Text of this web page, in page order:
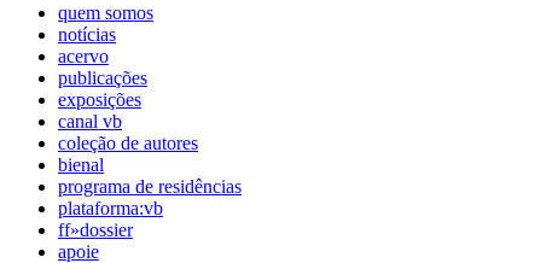
quem somos
notícias
acervo
publicações
exposições
canal vb
coleção de autores
bienal
programa de residências
plataforma:vb
ff»dossier
apoie